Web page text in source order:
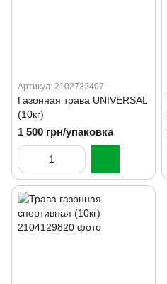
Артикул: 2102732407
Газонная трава UNIVERSAL
(10кг)
1 500 грн/упаковка